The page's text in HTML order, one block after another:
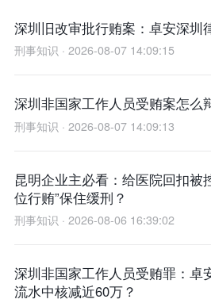
深圳旧改审批行贿案：卓安深圳
刑事知识 · 2026-08-07 14:09:15
深圳非国家工作人员受贿案怎么
刑事知识 · 2026-08-07 14:09:13
昆明企业主必看：给医院回扣被
位行贿”保住缓刑？
刑事知识 · 2026-08-06 16:39:02
深圳非国家工作人员受贿罪：卓
流水中核减近60万？